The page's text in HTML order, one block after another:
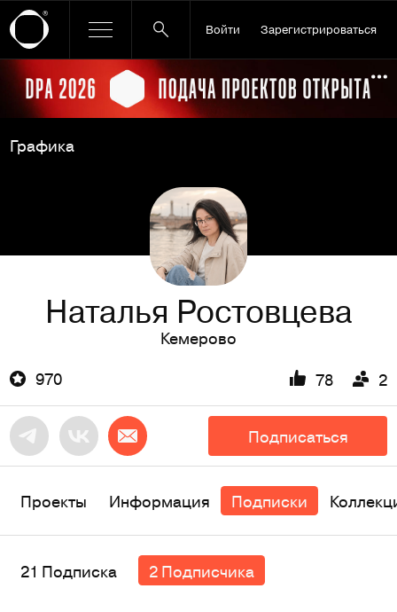
Войти Зарегистрироваться
Ссылка баннера
Графика
Наталья Ростовцева
Кемерово
970
78 2
Подписаться
Проекты Информация Подписки
21 Подписка 2 Подписчика